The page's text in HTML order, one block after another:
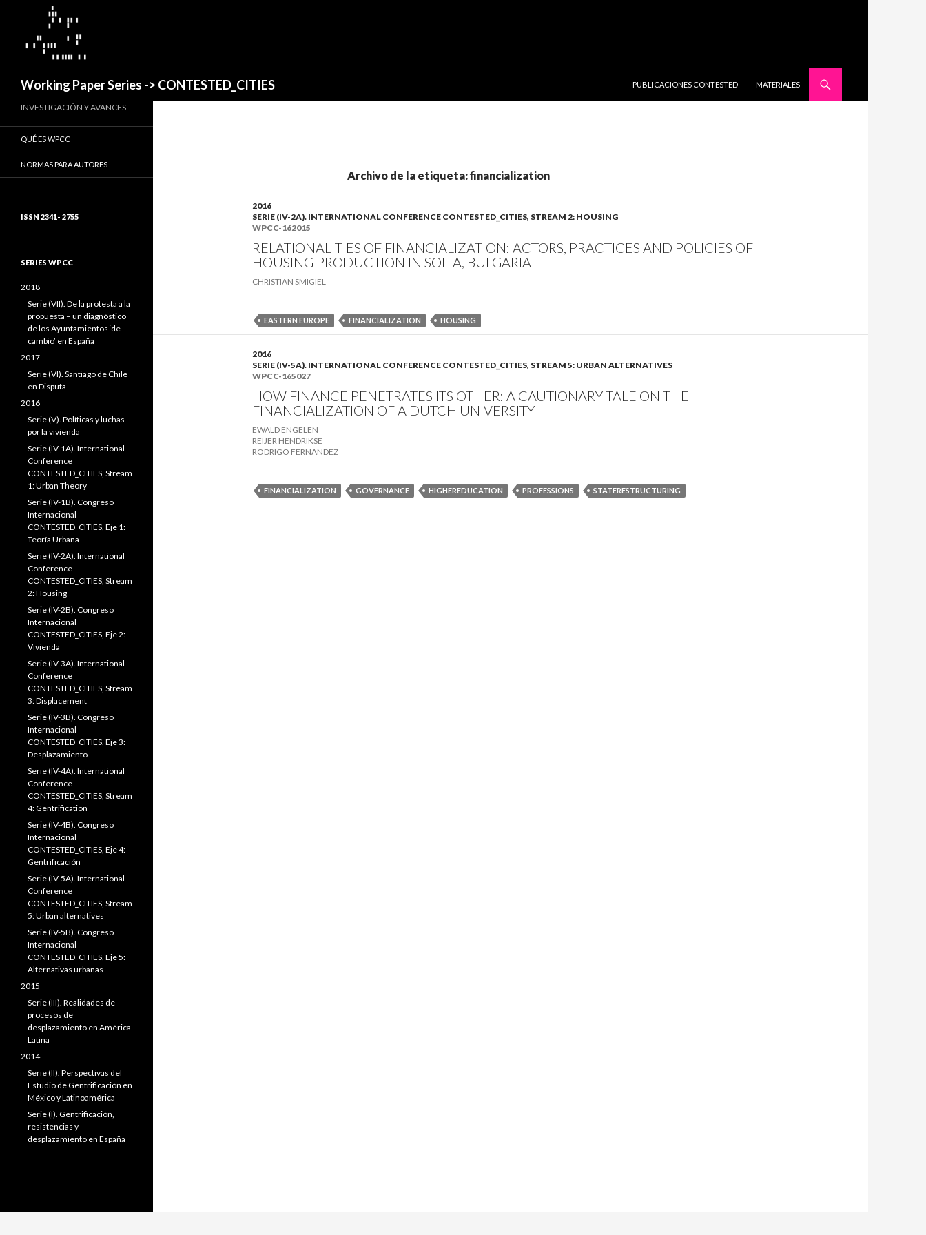
Working Paper Series -> CONTESTED_CITIES
PUBLICACIONES CONTESTED
MATERIALES
Archivo de la etiqueta: financialization
2016
SERIE (IV-2A). INTERNATIONAL CONFERENCE CONTESTED_CITIES, STREAM 2: HOUSING
WPCC-162015
RELATIONALITIES OF FINANCIALIZATION: ACTORS, PRACTICES AND POLICIES OF
HOUSING PRODUCTION IN SOFIA, BULGARIA
CHRISTIAN SMIGIEL
EASTERN EUROPE FINANCIALIZATION HOUSING
2016
SERIE (IV-5A). INTERNATIONAL CONFERENCE CONTESTED_CITIES, STREAM 5: URBAN ALTERNATIVES
WPCC-165027
HOW FINANCE PENETRATES ITS OTHER: A CAUTIONARY TALE ON THE
FINANCIALIZATION OF A DUTCH UNIVERSITY
EWALD ENGELEN
REIJER HENDRIKSE
RODRIGO FERNANDEZ
FINANCIALIZATION GOVERNANCE HIGHEREDUCATION PROFESSIONS STATERESTRUCTURING
INVESTIGACIÓN Y AVANCES
QUÉ ES WPCC
NORMAS PARA AUTORES
ISSN 2341- 2755
SERIES WPCC
2018
Serie (VII). De la protesta a la
propuesta – un diagnóstico
de los Ayuntamientos ‘de
cambio’ en España
2017
Serie (VI). Santiago de Chile
en Disputa
2016
Serie (V). Políticas y luchas
por la vivienda
Serie (IV-1A). International
Conference
CONTESTED_CITIES, Stream
1: Urban Theory
Serie (IV-1B). Congreso
Internacional
CONTESTED_CITIES, Eje 1:
Teoría Urbana
Serie (IV-2A). International
Conference
CONTESTED_CITIES, Stream
2: Housing
Serie (IV-2B). Congreso
Internacional
CONTESTED_CITIES, Eje 2:
Vivienda
Serie (IV-3A). International
Conference
CONTESTED_CITIES, Stream
3: Displacement
Serie (IV-3B). Congreso
Internacional
CONTESTED_CITIES, Eje 3:
Desplazamiento
Serie (IV-4A). International
Conference
CONTESTED_CITIES, Stream
4: Gentrification
Serie (IV-4B). Congreso
Internacional
CONTESTED_CITIES, Eje 4:
Gentrificación
Serie (IV-5A). International
Conference
CONTESTED_CITIES, Stream
5: Urban alternatives
Serie (IV-5B). Congreso
Internacional
CONTESTED_CITIES, Eje 5:
Alternativas urbanas
2015
Serie (III). Realidades de
procesos de
desplazamiento en América
Latina
2014
Serie (II). Perspectivas del
Estudio de Gentrificación en
México y Latinoamérica
Serie (I). Gentrificación,
resistencias y
desplazamiento en España